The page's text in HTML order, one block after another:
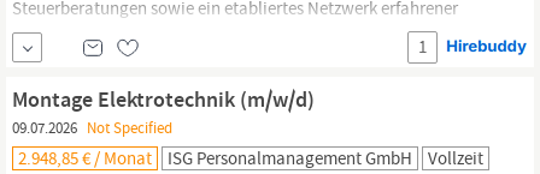
Steuerberatungen sowie ein etabliertes Netzwerk erfahrener
Monteur:innen zur Verfügung. Was uns überzeugt Du möchtest
Dich mit einem Franchise selbstständig machen? Dann solltest Du
als erfahrener Küchenfachberater (m/w/d) Folgendes mitbringen:
1
Montage Elektrotechnik (m/w/d)
09.07.2026 Not Specified
2.948,85 € / Monat ISG Personalmanagement GmbH
Vollzeit